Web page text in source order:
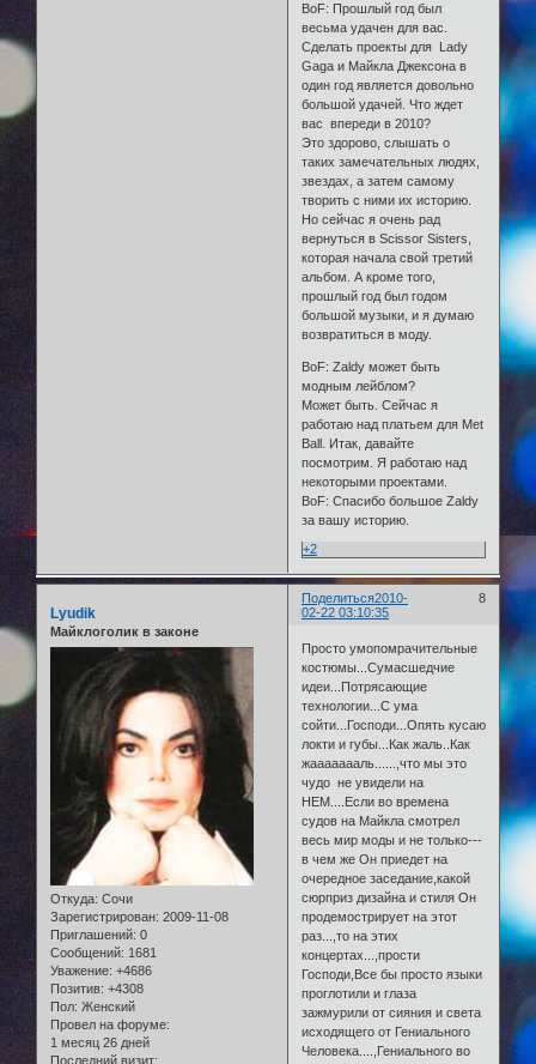
BoF: Прошлый год был
весьма удачен для вас.
Сделать проекты для Lady
Gaga и Майкла Джексона в
один год является довольно
большой удачей. Что ждет
вас впереди в 2010?
Это здорово, слышать о
таких замечательных людях,
звездах, а затем самому
творить с ними их историю.
Но сейчас я очень рад
вернуться в Scissor Sisters,
которая начала свой третий
альбом. А кроме того,
прошлый год был годом
большой музыки, и я думаю
возвратиться в моду.
BoF: Zaldy может быть
модным лейблом?
Может быть. Сейчас я
работаю над платьем для Met
Ball. Итак, давайте
посмотрим. Я работаю над
некоторыми проектами.
BoF: Спасибо большое Zaldy
за вашу историю.
+2
Поделиться 8
2010-
02-22 03:10:35
Lyudik
Майклоголик в законе
Откуда: Сочи
Зарегистрирован: 2009-11-08
Приглашений: 0
Сообщений: 1681
Уважение: +4686
Позитив: +4308
Пол: Женский
Провел на форуме:
1 месяц 26 дней
Последний визит:
Просто умопомрачительные
костюмы...Сумасшедчие
идеи...Потрясающие
технологии...С ума
сойти...Господи...Опять кусаю
локти и губы...Как жаль..Как
жаааааааль......,что мы это
чудо не увидели на
НЕМ....Если во времена
судов на Майкла смотрел
весь мир моды и не только---
в чем же Он приедет на
очередное заседание,какой
сюрприз дизайна и стиля Он
продемострирует на этот
раз...,то на этих
концертах...,прости
Господи,Все бы просто языки
проглотили и глаза
зажмурили от сияния и света
исходящего от Гениального
Человека....,Гениального во